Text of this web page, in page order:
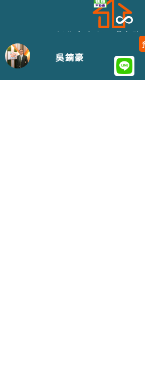
吳鏑豪
243新北市泰山區明志
02-22979688
Copyright 2021 © 五泰